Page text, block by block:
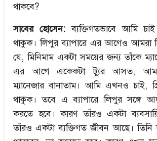
থাকবে?
সাবের হোসেন:ব্যক্তিগতভাবে আমি
থাকুক। লিপুর ব্যাপারে এর আগেও আমরা
যে, মিনিমাম একটা সময়ের জন্য তাঁকে
এর আগে একেকটা ট্যুর আসত,
ম্যানেজার বানাতাম। আমি এখনও চাই,
থাকুক। তবে এ ব্যাপারে লিপুর সঙ্গে
করতে হবে। কারণ তাঁরও একটা
তাঁরও একটা ব্যক্তিগত জীবন আছে।